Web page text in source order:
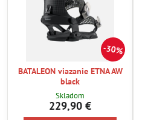
30%
BATALEON viazanie ETNA AW
black
Skladom
229,90 €